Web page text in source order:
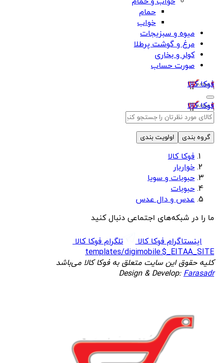
حمام
خواب
میوه و سبزیجات
مرغ و گوشت پرطلا
کولر و بخاری
صورت حساب
فوکا کالا
فوکا کالا
گروه بندی اولویت بندی
فوکا کالا
خواربار
حبوبات و سویا
حبوبات
عدس و دال عدس
ما را در شبکه‌های اجتماعی دنبال کنید
اینستاگرام فوکا کالا
تلگرام فوکا کالا
templates/digimobile.$_EITAA_SITE
کلیه حقوق این سایت متعلق به فوکا کالا می‌باشد
Design & Develop:Farasadr